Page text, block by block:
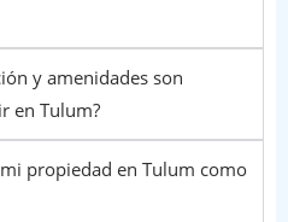
y amenidades son
en Tulum?
propiedad en Tulum como